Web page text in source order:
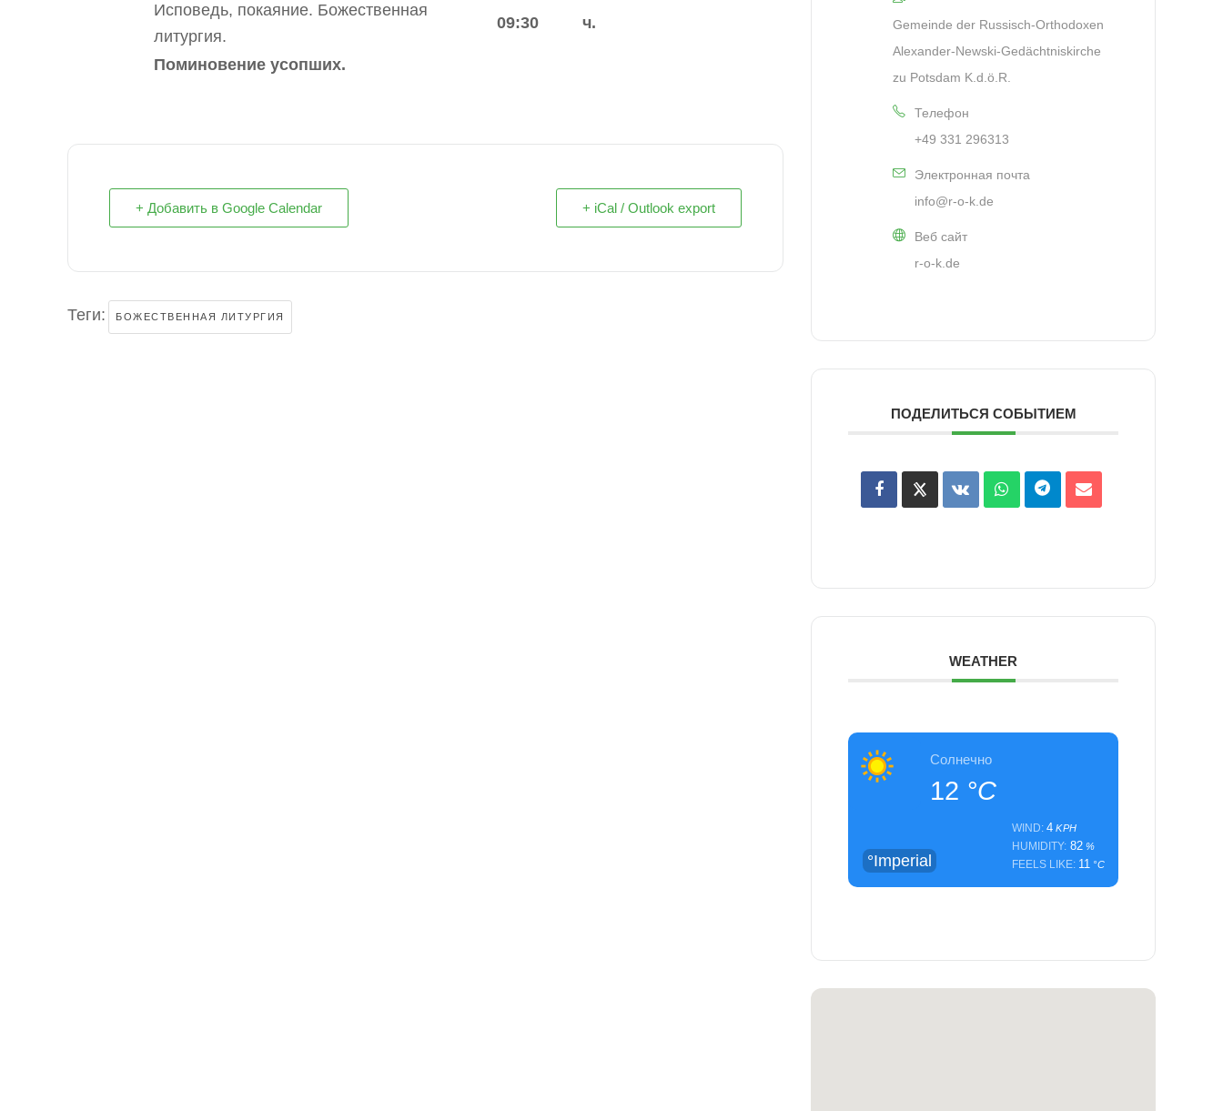
Исповедь, покаяние. Божественная
литургия.
09:30 ч.
Поминовение усопших.
+ Добавить в Google Calendar + iCal / Outlook export
Теги: БОЖЕСТВЕННАЯ ЛИТУРГИЯ
Gemeinde der Russisch-Orthodoxen
Alexander-Newski-Gedächtniskirche
zu Potsdam K.d.ö.R.
Телефон
+49 331 296313
Электронная почта
info@r-o-k.de
Веб сайт
r-o-k.de
ПОДЕЛИТЬСЯ СОБЫТИЕМ
WEATHER
Солнечно
12 °C
°Imperial
WIND: 4KPH
HUMIDITY:82%
FEELS LIKE: 11 °C